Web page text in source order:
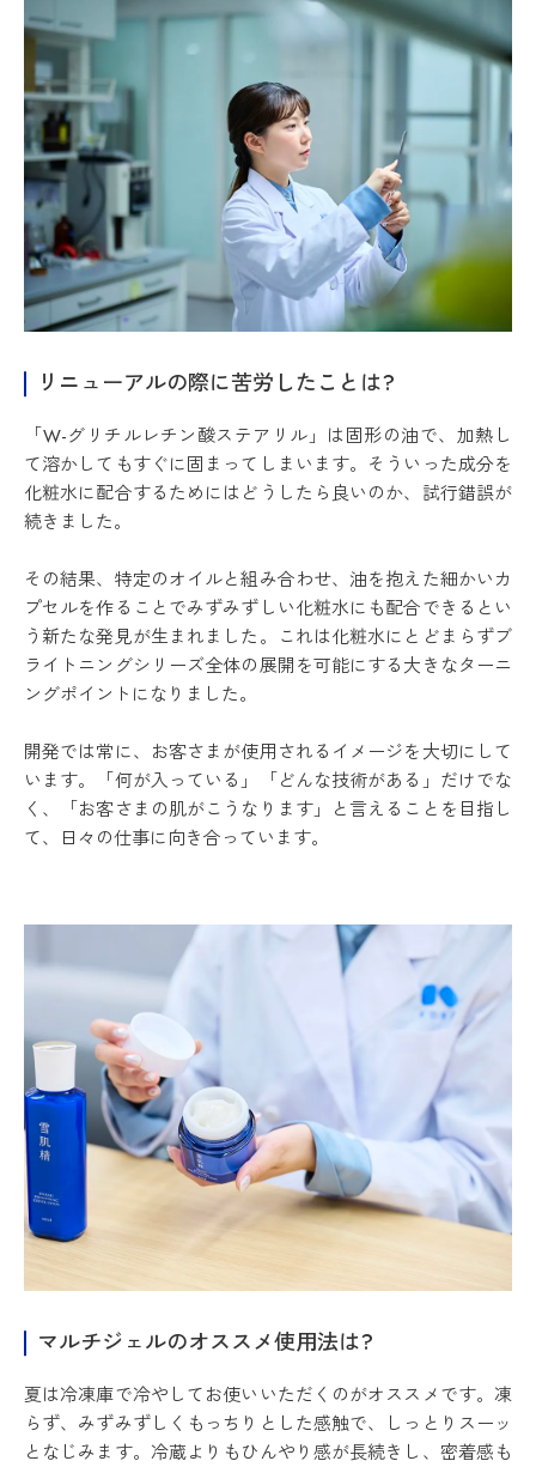
リニューアルの際に苦労したことは?
「W-グリチルレチン酸ステアリル」は固形の油で、加熱し
て溶かしてもすぐに固まってしまいます。そういった成分を
化粧水に配合するためにはどうしたら良いのか、試行錯誤が
続きました。
その結果、特定のオイルと組み合わせ、油を抱えた細かいカ
プセルを作ることでみずみずしい化粧水にも配合できるとい
う新たな発見が生まれました。これは化粧水にとどまらずブ
ライトニングシリーズ全体の展開を可能にする大きなターニ
ングポイントになりました。
開発では常に、お客さまが使用されるイメージを大切にして
います。「何が入っている」「どんな技術がある」だけでな
く、「お客さまの肌がこうなります」と言えることを目指し
て、日々の仕事に向き合っています。
マルチジェルのオススメ使用法は?
夏は冷凍庫で冷やしてお使いいただくのがオススメです。凍
らず、みずみずしくもっちりとした感触で、しっとりスーッ
となじみます。冷蔵よりもひんやり感が長続きし、密着感も